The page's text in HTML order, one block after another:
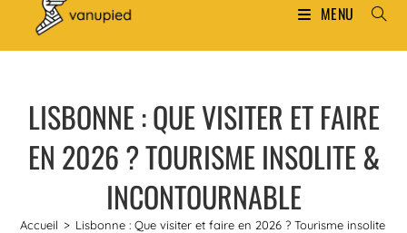
MENU
LISBONNE : QUE VISITER ET FAIRE
EN 2026 ? TOURISME INSOLITE &
INCONTOURNABLE
Accueil > Lisbonne : Que visiter et faire en 2026 ? Tourisme insolite &